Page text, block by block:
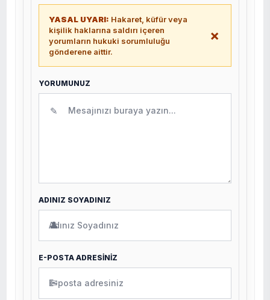
YASAL UYARI: Hakaret, küfür veya
kişilik haklarına saldırı içeren
yorumların hukuki sorumluluğu
gönderene aittir.
×
YORUMUNUZ
✎
ADINIZ SOYADINIZ
👤
E-POSTA ADRESİNİZ
✉